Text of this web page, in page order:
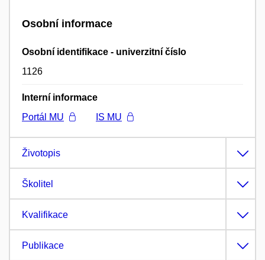
Osobní informace
Osobní identifikace - univerzitní číslo
1126
Interní informace
Portál MU
IS MU
Životopis
Školitel
Kvalifikace
Publikace